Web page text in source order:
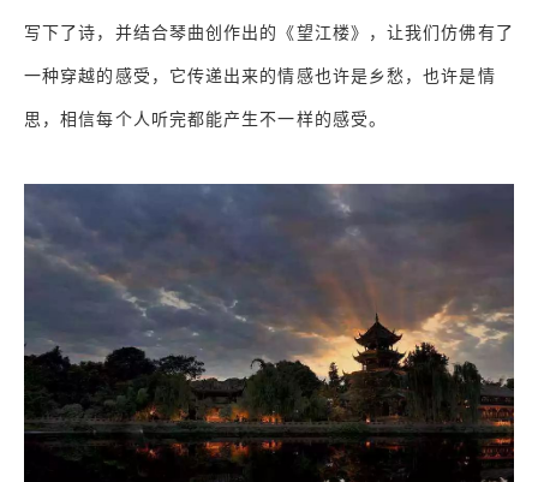
写下了诗，并结合琴曲创作出的《望江楼》，让我们仿佛有了
一种穿越的感受，它传递出来的情感也许是乡愁，也许是情
思，相信每个人听完都能产生不一样的感受。